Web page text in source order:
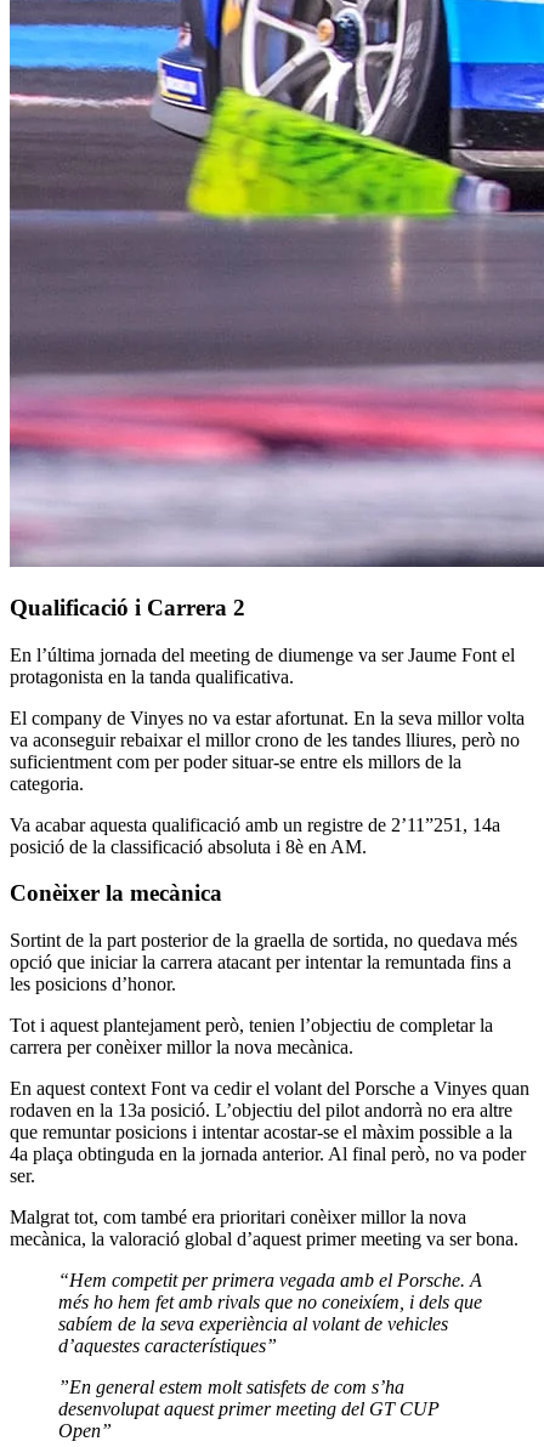
Qualificació i Carrera 2
En l’última jornada del meeting de diumenge va ser Jaume Font el
protagonista en la tanda qualificativa.
El company de Vinyes no va estar afortunat. En la seva millor volta
va aconseguir rebaixar el millor crono de les tandes lliures, però no
suficientment com per poder situar-se entre els millors de la
categoria.
Va acabar aquesta qualificació amb un registre de 2’11”251, 14a
posició de la classificació absoluta i 8è en AM.
Conèixer la mecànica
Sortint de la part posterior de la graella de sortida, no quedava més
opció que iniciar la carrera atacant per intentar la remuntada fins a
les posicions d’honor.
Tot i aquest plantejament però, tenien l’objectiu de completar la
carrera per conèixer millor la nova mecànica.
En aquest context Font va cedir el volant del Porsche a Vinyes quan
rodaven en la 13a posició. L’objectiu del pilot andorrà no era altre
que remuntar posicions i intentar acostar-se el màxim possible a la
4a plaça obtinguda en la jornada anterior. Al final però, no va poder
ser.
Malgrat tot, com també era prioritari conèixer millor la nova
mecànica, la valoració global d’aquest primer meeting va ser bona.
“Hem competit per primera vegada amb el Porsche. A
més ho hem fet amb rivals que no coneixíem, i dels que
sabíem de la seva experiència al volant de vehicles
d’aquestes característiques”
”En general estem molt satisfets de com s’ha
desenvolupat aquest primer meeting del GT CUP
Open”